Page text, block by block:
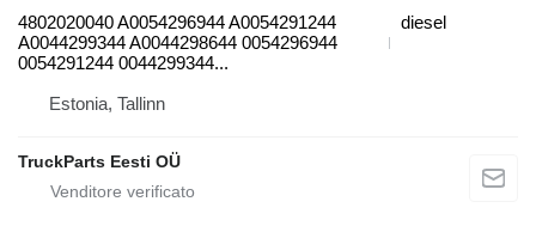
4802020040 A0054296944 A0054291244
A0044299344 A0044298644 0054296944
0054291244 0044299344...
diesel
Estonia, Tallinn
TruckParts Eesti OÜ